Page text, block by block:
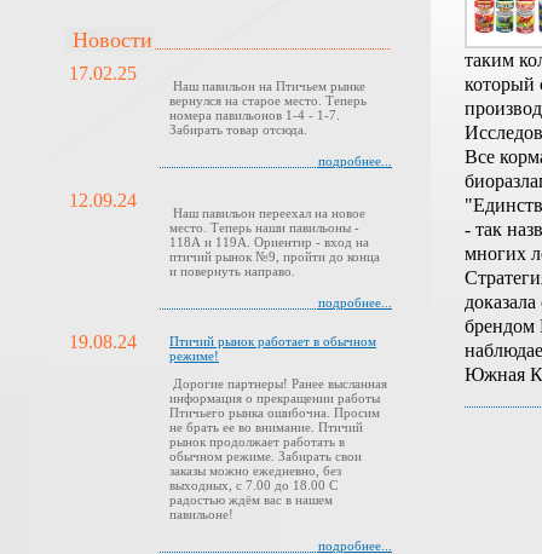
таким
который
Все
- так
многих
брендом
Южная
Новости
17.02.25
Наш павильон на Птичьем рынке
вернулся на старое место. Теперь
номера павильонов 1-4 - 1-7.
Забирать товар отсюда.
подробнее...
12.09.24
Наш павильон переехал на новое
место. Теперь наши павильоны -
118А и 119А. Ориентир - вход на
птичий рынок №9, пройти до конца
и повернуть направо.
подробнее...
19.08.24
Птичий рынок работает в обычном
режиме!
Дорогие партнеры! Ранее высланная
информация о прекращении работы
Птичьего рынка ошибочна. Просим
не брать ее во внимание. Птичий
рынок продолжает работать в
обычном режиме. Забирать свои
заказы можно ежедневно, без
выходных, с 7.00 до 18.00 С
радостью ждём вас в нашем
павильоне!
подробнее...